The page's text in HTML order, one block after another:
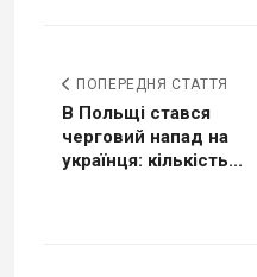
ПОПЕРЕДНЯ СТАТТЯ
В Польщі стався
черговий напад на
українця: кількість...